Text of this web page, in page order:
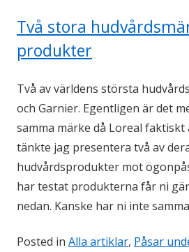
Två stora
produkter
Två av världens största
och Garnier. Egentligen är det
samma märke då Loreal faktiskt
tänkte jag presentera två av
hudvårdsprodukter mot
har testat produkterna får ni
nedan. Kanske har ni inte
Posted in Alla artiklar, Påsar